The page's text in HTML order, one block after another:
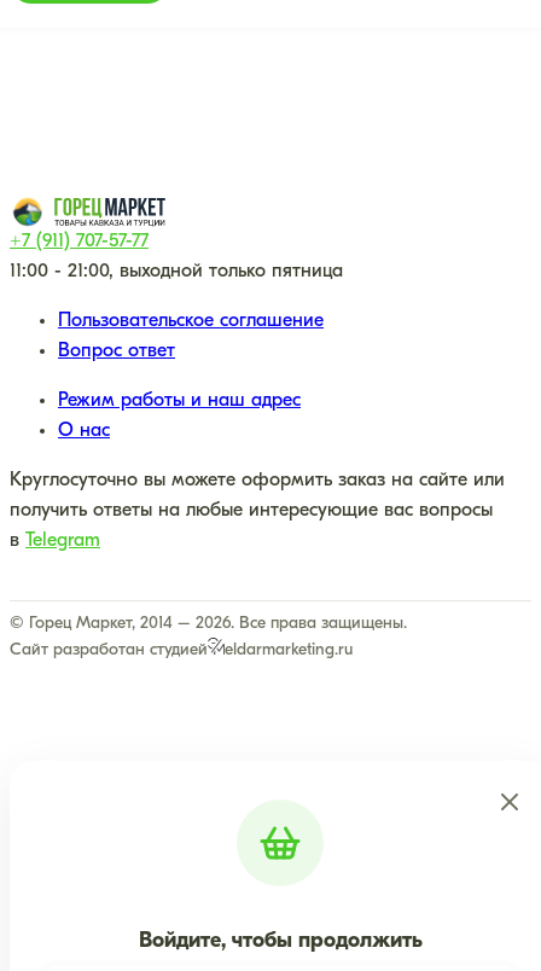
+7 (911) 707-57-77
11:00 - 21:00, выходной только пятница
Пользовательское соглашение
Вопрос ответ
Режим работы и наш адрес
О нас
Круглосуточно вы можете оформить заказ на сайте или
получить ответы на любые интересующие вас вопросы
в
Telegram
© Горец Маркет, 2014 – 2026. Все права защищены.
Сайт разработан студией
eldarmarketing.ru
Войдите, чтобы продолжить